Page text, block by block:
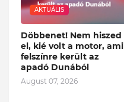
AKTUÁLIS
Döbbenet! Nem hiszed
el, kié volt a motor, ami
felszínre került az
apadó Dunából
August 07, 2026